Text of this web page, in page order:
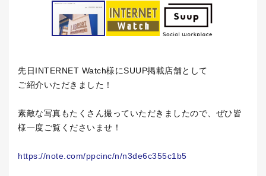
先日INTERNET Watch様にSUUP掲載店舗として
ご紹介いただきました！
素敵な写真もたくさん撮っていただきましたので、ぜひ皆
様一度ご覧くださいませ！
https://note.com/ppcinc/n/n3de6c355c1b5